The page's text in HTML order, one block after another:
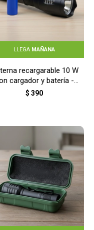
LLEGA MAÑANA
recargarable 10 W
cargador y batería -
NEGRO
$ 390